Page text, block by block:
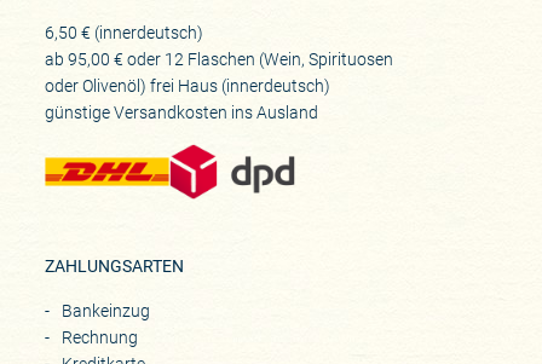
6,50 € (innerdeutsch)
ab 95,00 € oder 12 Flaschen (Wein, Spirituosen
oder Olivenöl) frei Haus (innerdeutsch)
günstige Versandkosten ins Ausland
ZAHLUNGSARTEN
Bankeinzug
Rechnung